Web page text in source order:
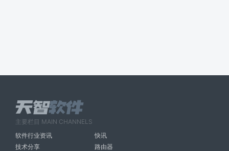
主要栏目 MAIN CHANNELS
软件行业资讯
快讯
技术分享
路由器